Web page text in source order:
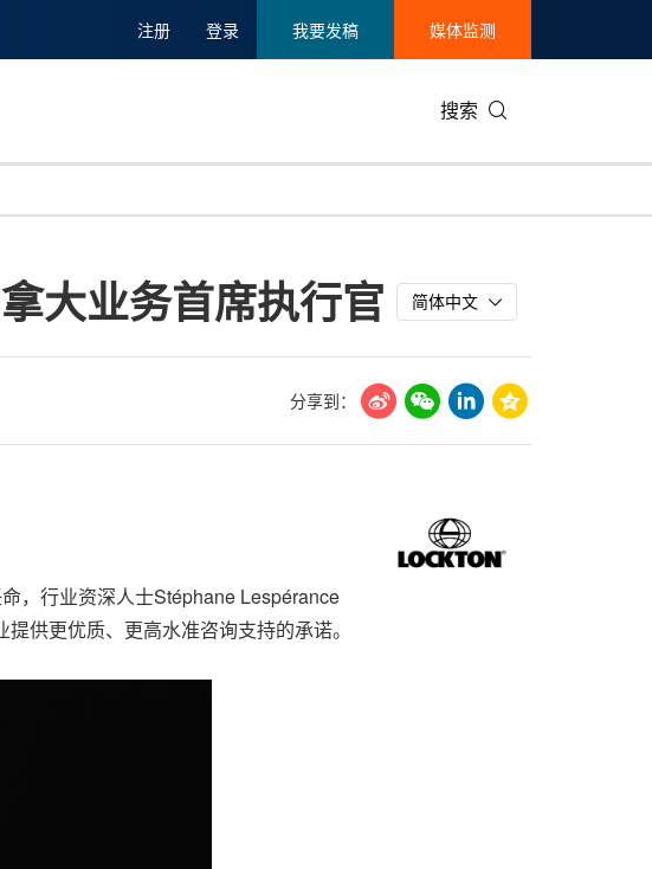
注册 登录 我要发稿 媒体监测
搜索
碳中和
美国临床肿瘤学会(ASCO)
环保
娱乐时尚与艺术
新加坡
大业务首席执行官 简体中文
分享到：
，行业资深人士Stéphane Lespérance
供更优质、更高水准咨询支持的承诺。